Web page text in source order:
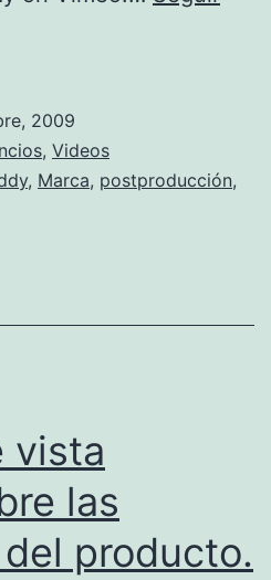
2009
, Videos
, Marca, postproducción,
vista
las
producto.